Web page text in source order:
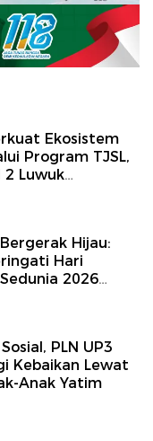
Ekosistem
Program TJSL,
2 Luwuk
Kendaraan
Hijau:
Hari
2026
PLN UP3
Kebaikan Lewat
Anak Yatim